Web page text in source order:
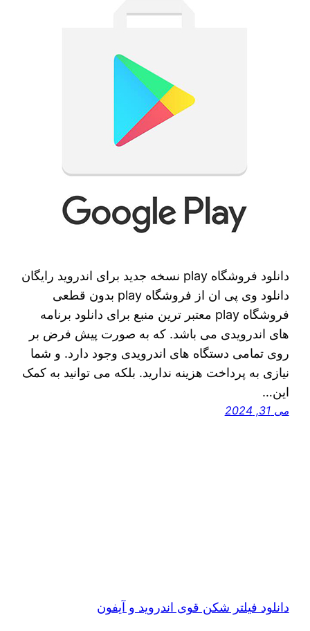
دانلود فروشگاه play نسخه جدید برای اندروید رایگان
دانلود وی پی ان از فروشگاه play بدون قطعی
فروشگاه play معتبر ترین منبع برای دانلود برنامه
های اندرویدی می باشد. که به صورت پیش فرض بر
روی تمامی دستگاه های اندرویدی وجود دارد. و شما
نیازی به پرداخت هزینه ندارید. بلکه می‌ توانید به کمک
این…
می 31, 2024
دانلود فیلتر شکن قوی اندروید و آیفون